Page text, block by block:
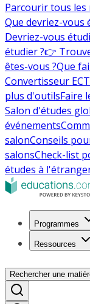
Parcourir tous
Que devriez-vous
Devriez-vous
étudier ?👉
êtes-vous ?Que
Convertisseur
plus d'outilsFaire
Salon d'études
événements
salonConseils
salonsCheck-list
études à
Programmes
Ressources
Rechercher une